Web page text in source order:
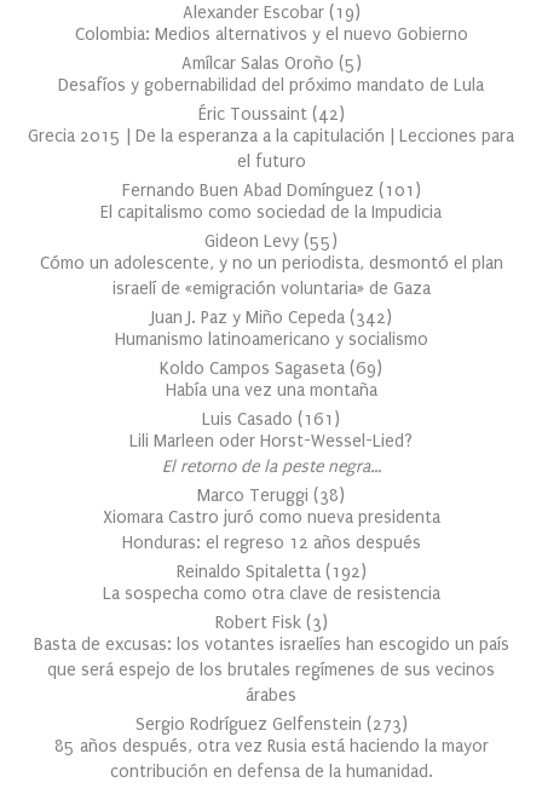
Alexander Escobar (19)
Colombia: Medios alternativos y el nuevo Gobierno
Amílcar Salas Oroño (5)
Desafíos y gobernabilidad del próximo mandato de Lula
Éric Toussaint (42)
Grecia 2015 | De la esperanza a la capitulación | Lecciones para
el futuro
Fernando Buen Abad Domínguez (101 )
El capitalismo como sociedad de la Impudicia
Gideon Levy (55)
Cómo un adolescente, y no un periodista, desmontó el plan
israelí de «emigración voluntaria» de Gaza
Juan J. Paz y Miño Cepeda (342)
Humanismo latinoamericano y socialismo
Koldo Campos Sagaseta (69)
Había una vez una montaña
Luis Casado (161 )
Lili Marleen oder Horst-Wessel-Lied?
El retorno de la peste negra…
Marco Teruggi (38)
Xiomara Castro juró como nueva presidenta
Honduras: el regreso 12 años después
Reinaldo Spitaletta (192)
La sospecha como otra clave de resistencia
Robert Fisk (3)
Basta de excusas: los votantes israelíes han escogido un país
que será espejo de los brutales regímenes de sus vecinos
árabes
Sergio Rodríguez Gelfenstein (273)
85 años después, otra vez Rusia está haciendo la mayor
contribución en defensa de la humanidad.